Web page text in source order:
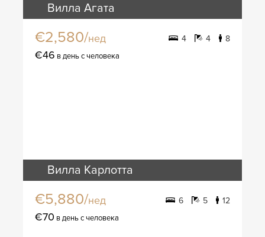
Вилла Агата
€2,580/нед 4 4 8
€46 в день с человека
Вилла Карлотта
€5,880/нед 6 5 12
€70 в день с человека